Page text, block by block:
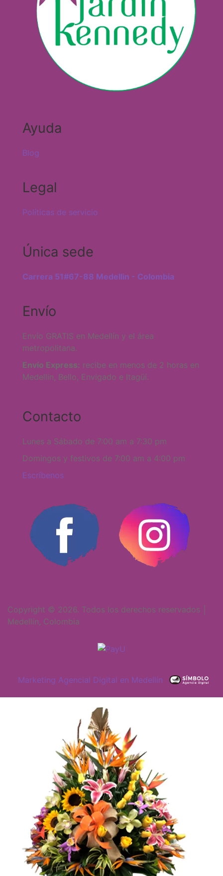
Ayuda
Blog
Legal
Políticas de servicio
Única sede
Carrera 51#67-88 Medellin - Colombia
Envío
Envío GRATIS en Medellín y el área
metropolitana.
Envío Express: recibe en menos de 2 horas en
Medellín, Bello, Envigado e Itagüí.
Contacto
Lunes a Sábado de 7:00 am a 7:30 pm
Domingos y festivos de 7:00 am a 4:00 pm
Escríbenos
Copyright © 2026. Todos los derechos reservados │
Medellín, Colombia
Marketing Agencial Digital en Medellín